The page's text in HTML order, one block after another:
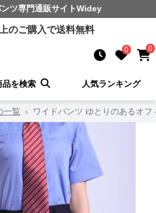
ツ専門通販サイトWidey
のご購入で送料無料
0 0
品を検索 人気ランキング
一覧 › ワイドパンツ ゆとりのあるオフ